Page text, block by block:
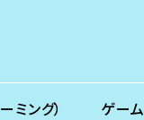
ミング）
ゲーム